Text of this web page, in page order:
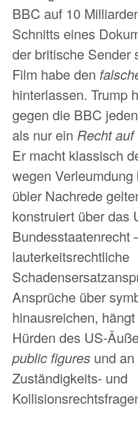
BBC auf 10
Schnitts eines
der britische Sender
Film habe den
hinterlassen. Trump
gegen die BBC
als nur ein Recht
Er macht klassisch
wegen
übler Nachrede
konstruiert über das
Bundesstaatenrecht
lauterkeitsrechtliche
Ansprüche über
hinausreichen,
Hürden des
public figures und
Zuständigkeits- und